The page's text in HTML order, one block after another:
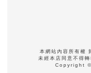
本網站內容所有權
未經本店同意不得
Copyright ©